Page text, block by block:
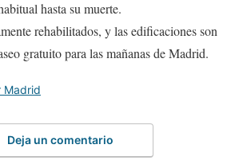
hasta su muerte.
rehabilitados, y las edificaciones son
gratuito para las mañanas de Madrid.
Madrid
Deja un comentario